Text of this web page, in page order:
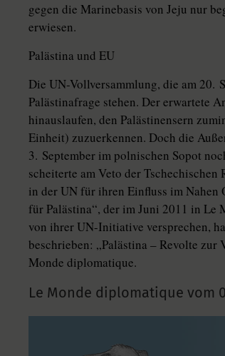
gegen die Marinebasis von Jeju nur
erwiesen.
Palästina und EU
Die UN-Vollversammlung, die am 20.
Palästinafrage stehen. Der erwartete
hinauslaufen, den Palästinensern
Einheit) zuzuerkennen. Doch die
3. September im polnischen Sopot
scheiterte am Veto der
in der UN für ihren Einfluss im Nahen
für Palästina“, der im Juni 2011 in Le
von ihrer UN-Initiative versprechen,
beschrieben: „Palästina – Revolte zur
Monde diplomatique.
Le Monde diplomatique vom